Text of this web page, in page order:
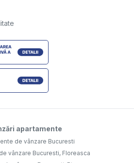
apartamente
de vânzare Bucuresti
vânzare Bucuresti, Floreasca